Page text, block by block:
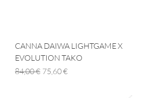
CANNA DAIWA LIGHTGAME X
EVOLUTION TAKO
Prezzo regolare
84,00 € Prezzo scontato
75,60 €